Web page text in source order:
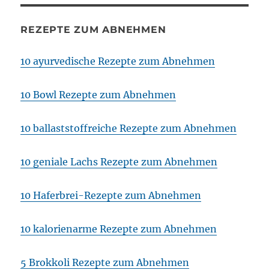
REZEPTE ZUM ABNEHMEN
10 ayurvedische Rezepte zum Abnehmen
10 Bowl Rezepte zum Abnehmen
10 ballaststoffreiche Rezepte zum Abnehmen
10 geniale Lachs Rezepte zum Abnehmen
10 Haferbrei-Rezepte zum Abnehmen
10 kalorienarme Rezepte zum Abnehmen
5 Brokkoli Rezepte zum Abnehmen